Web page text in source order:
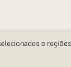
e